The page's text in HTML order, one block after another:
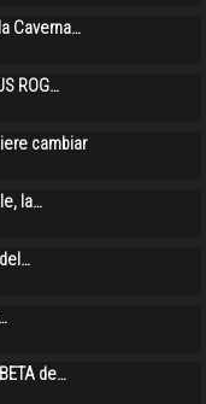
Caverna…
ROG…
cambiar
la…
de…